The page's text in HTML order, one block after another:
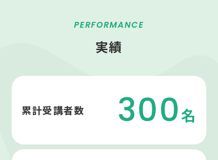
PERFORMANCE
実績
累計受講者数 300名